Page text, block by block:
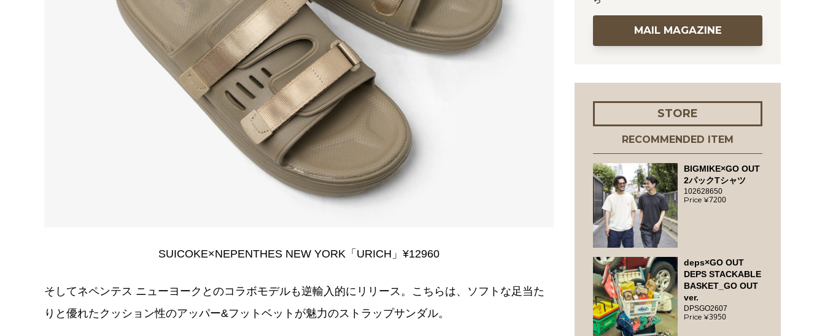
SUICOKE×NEPENTHES NEW YORK「URICH」¥12960
そしてネペンテス ニューヨークとのコラボモデルも逆輸入的にリリース。こちらは、ソフトな足当た
りと優れたクッション性のアッパー&フットベットが魅力のストラップサンダル。
MAIL MAGAZINE
STORE
RECOMMENDED ITEM
BIGMIKE×GO OUT
2パックTシャツ
102628650
7200
deps×GO OUT
DEPS STACKABLE
BASKET_GO OUT
ver.
DPSGO2607
3950